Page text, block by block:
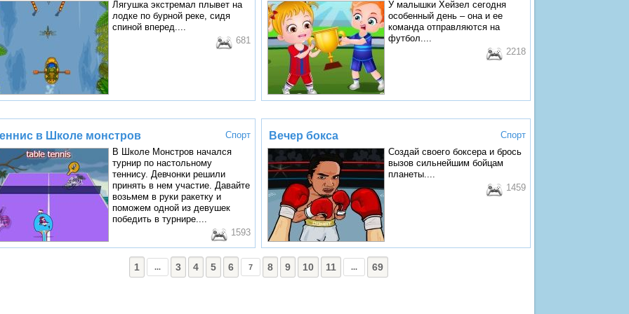
Лягушка экстремал плывет на
лодке по бурной реке, сидя
спиной вперед....
681
У малышки Хейзел сегодня
особенный день – она и ее
команда отправляются на
футбол....
2218
в Школе монстров
Спорт
В Школе Монстров начался
турнир по настольному
теннису. Девчонки решили
принять в нем участие. Давайте
возьмем в руки ракетку и
поможем одной из девушек
победить в турнире....
1593
Вечер бокса
Спорт
Создай своего боксера и брось
вызов сильнейшим бойцам
планеты....
1459
1 ... 3 4 5 6 7 8 9 10 11 ... 69